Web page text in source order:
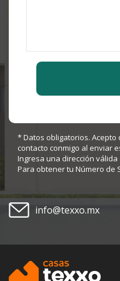
* Datos obligatorios.
contacto conmigo al enviar
Ingresa una dirección
Para obtener tu Número de
info@texxo.mx